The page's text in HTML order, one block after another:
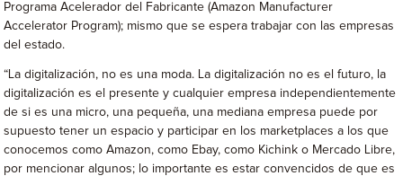
Programa Acelerador del Fabricante (Amazon Manufacturer
Accelerator Program); mismo que se espera trabajar con las empresas
del estado.
“La digitalización, no es una moda. La digitalización no es el futuro, la
digitalización es el presente y cualquier empresa independientemente
de si es una micro, una pequeña, una mediana empresa puede por
supuesto tener un espacio y participar en los marketplaces a los que
conocemos como Amazon, como Ebay, como Kichink o Mercado Libre,
por mencionar algunos; lo importante es estar convencidos de que es